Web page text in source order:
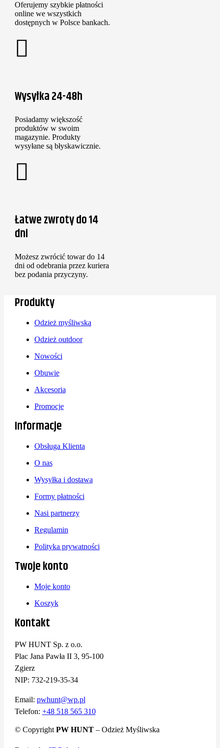
Oferujemy szybkie płatności
online we wszystkich
dostępnych w Polsce bankach.
Wysyłka 24-48h
Posiadamy większość
produktów w swoim
magazynie. Produkty
wysyłane są błyskawicznie.
Łatwe zwroty do 14
dni
Możesz zwrócić towar do 14
dni od odebrania przez kuriera
bez podania przyczyny.
Produkty
Odzież myśliwska
Odzież outdoor
Nowości
Obuwie
Akcesoria
Promocje
Informacje
Obsługa Klienta
O nas
Wysyłka i dostawa
Formy płatności
Nasi partnerzy
Regulamin
Polityka prywatności
Twoje konto
Moje konto
Koszyk
Kontakt
PW HUNT Sp. z o.o.
Plac Jana Pawła II 3, 95-100
Zgierz
NIP: 732-219-35-34
Email: pwhunt@wp.pl
Telefon: +48 518 565 310
© Copyright PW HUNT– Odzież Myśliwska